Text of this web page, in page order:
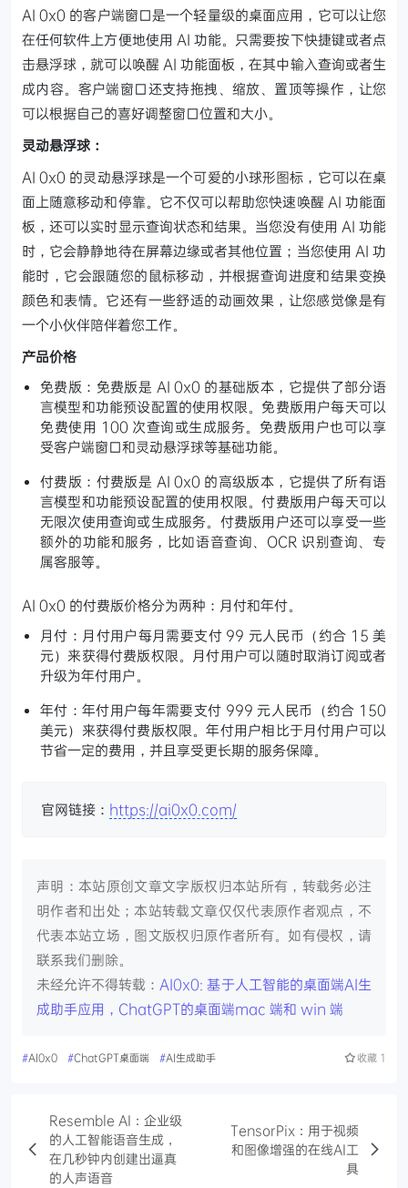
AI 0x0 的客户端窗口是一个轻量级的桌面应用，它可以让您
在任何软件上方便地使用 AI 功能。只需要按下快捷键或者点
击悬浮球，就可以唤醒 AI 功能面板，在其中输入查询或者生
成内容。客户端窗口还支持拖拽、缩放、置顶等操作，让您
可以根据自己的喜好调整窗口位置和大小。
灵动悬浮球：
AI 0x0 的灵动悬浮球是一个可爱的小球形图标，它可以在桌
面上随意移动和停靠。它不仅可以帮助您快速唤醒 AI 功能面
板，还可以实时显示查询状态和结果。当您没有使用 AI 功能
时，它会静静地待在屏幕边缘或者其他位置；当您使用 AI 功
能时，它会跟随您的鼠标移动，并根据查询进度和结果变换
颜色和表情。它还有一些舒适的动画效果，让您感觉像是有
一个小伙伴陪伴着您工作。
产品价格
免费版：免费版是 AI 0x0 的基础版本，它提供了部分语
言模型和功能预设配置的使用权限。免费版用户每天可以
免费使用 100 次查询或生成服务。免费版用户也可以享
受客户端窗口和灵动悬浮球等基础功能。
付费版：付费版是 AI 0x0 的高级版本，它提供了所有语
言模型和功能预设配置的使用权限。付费版用户每天可以
无限次使用查询或生成服务。付费版用户还可以享受一些
额外的功能和服务，比如语音查询、OCR 识别查询、专
属客服等。
AI 0x0 的付费版价格分为两种：月付和年付。
月付：月付用户每月需要支付 99 元人民币（约合 15 美
元）来获得付费版权限。月付用户可以随时取消订阅或者
升级为年付用户。
年付：年付用户每年需要支付 999 元人民币（约合 150
美元）来获得付费版权限。年付用户相比于月付用户可以
节省一定的费用，并且享受更长期的服务保障。
官网链接： https://ai0x0.com/
声明：本站原创文章文字版权归本站所有，转载务必注
明作者和出处；本站转载文章仅仅代表原作者观点，不
代表本站立场，图文版权归原作者所有。如有侵权，请
联系我们删除。
未经允许不得转载： AI0x0: 基于人工智能的桌面端AI生
成助手应用，ChatGPT的桌面端mac 端和 win 端
#AI0x0 #ChatGPT桌面端 #AI生成助手 收藏 1
Resemble AI：企业级
的人工智能语音生成，
在几秒钟内创建出逼真
的人声语音
TensorPix：用于视频
和图像增强的在线AI工
具